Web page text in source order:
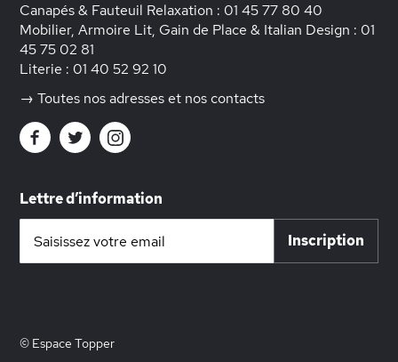
Canapés & Fauteuil Relaxation : 01 45 77 80 40
Mobilier, Armoire Lit, Gain de Place & Italian Design : 01
45 75 02 81
Literie : 01 40 52 92 10
→ Toutes nos adresses et nos contacts
Lettre d’information
notre
Inscription
© Espace Topper